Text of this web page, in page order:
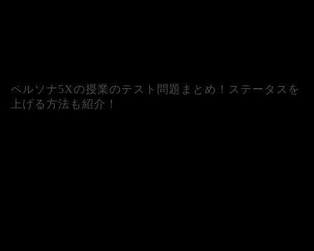
ペルソナ5Xの授業のテスト問題まとめ！ステータスを
上げる方法も紹介！